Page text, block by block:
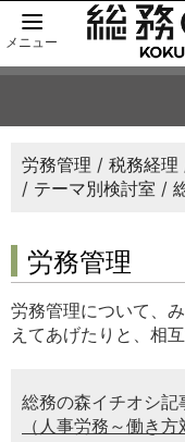
メニュー
労務管理 税務経理
テーマ別検討室
労務管理
労務管理について、
えてあげたりと、相
総務の森イチオシ記
（人事労務～働き方